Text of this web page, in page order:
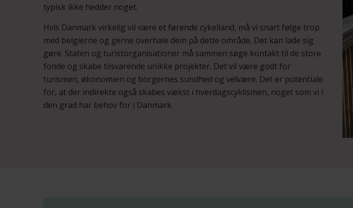
typisk ikke hedder noget.
Hvis Danmark virkelig vil være et førende cykelland, må vi snart følge trop
med belgierne og gerne overhale dem på dette område. Det kan lade sig
gøre. Staten og turistorganisationer må sammen søge kontakt til de store
fonde og skabe tilsvarende unikke projekter. Det vil være godt for
turismen, økonomien og borgernes sundhed og velvære. Det er potentiale
for, at der indirekte også skabes vækst i hverdagscyklismen, noget som vi i
den grad har behov for i Danmark.